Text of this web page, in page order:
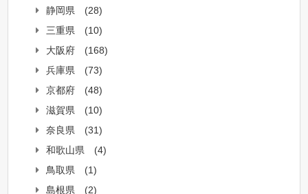
静岡県
(28)
三重県
(10)
大阪府
(168)
兵庫県
(73)
京都府
(48)
滋賀県
(10)
奈良県
(31)
和歌山県
(4)
鳥取県
(1)
島根県
(2)